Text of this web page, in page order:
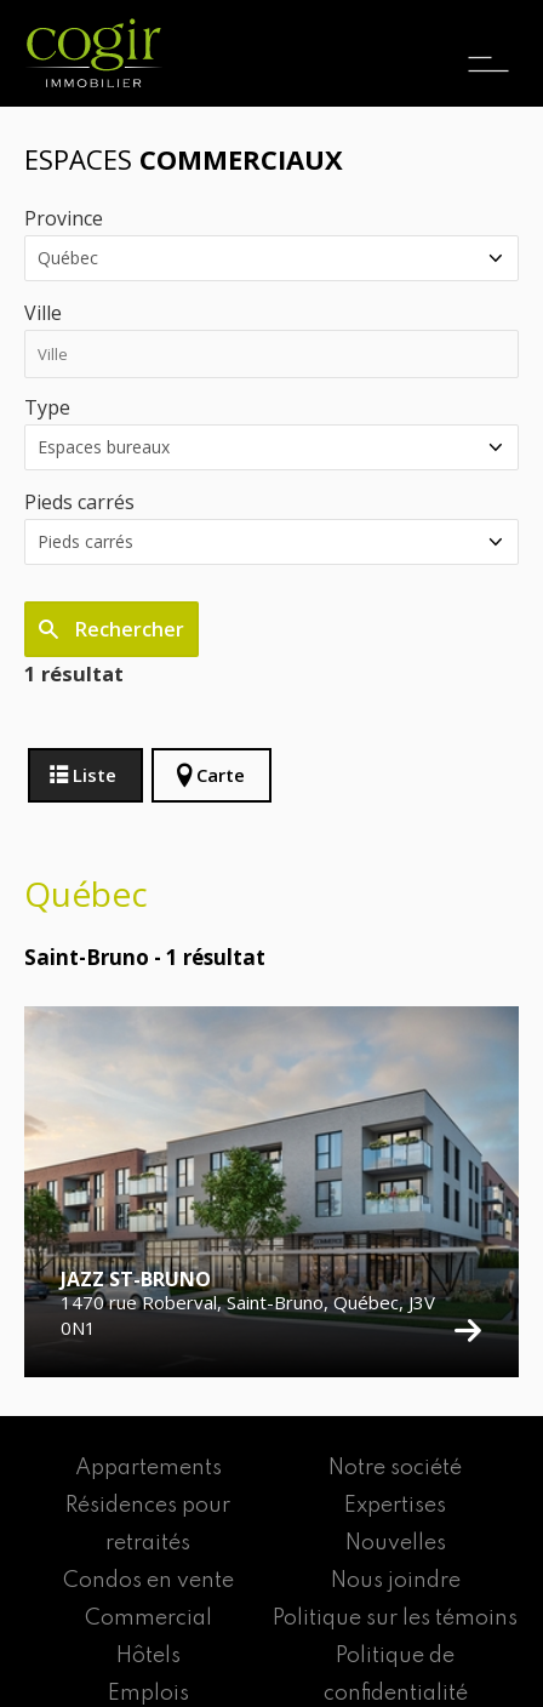
Emplois
ESPACES COMMERCIAUX
Province
Ville
Type
Pieds carrés
Rechercher
1 résultat
Liste Carte
Québec
Saint-Bruno - 1 résultat
JAZZ ST-BRUNO
1470 rue Roberval, Saint-Bruno, Québec, J3V
0N1
Appartements
Résidences pour
retraités
Condos en vente
Commercial
Hôtels
Emplois
Notre société
Expertises
Nouvelles
Nous joindre
Politique sur les témoins
Politique de
confidentialité